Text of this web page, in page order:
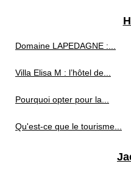
Domaine LAPEDAGNE :...
Villa Elisa M : l’hôtel de...
Pourquoi opter pour la...
Qu'est-ce que le tourisme...